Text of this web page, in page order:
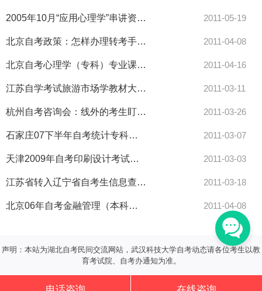
2005年10月“应用心理学”串讲资料（北大心理系）（二） 2011-05-19
北京自考政策：怎样办理转考手续-自考 2011-04-08
北京自考心理学（专科）专业课程设置表-自考 2011-04-16
江苏自学考试旅游市场学教材大纲-自考 2011-03-11
杭州自考咨询会：线外的考生盯上自考-自考 2011-03-26
石家庄07下半年自考统计专科（020101）毕业条件-自考 2011-03-07
天津2009年自考印刷设计考试大纲-自考 2011-03-03
江苏省转入辽宁省自考生信息查询-自考 2011-03-18
北京06年自考金融管理（本科）专业指定教材-自考 2011-04-08
声明：本站为湖北自考民间交流网站，武汉科技大学自考动态请各位考生以教
育考试院、自考办通知为准。